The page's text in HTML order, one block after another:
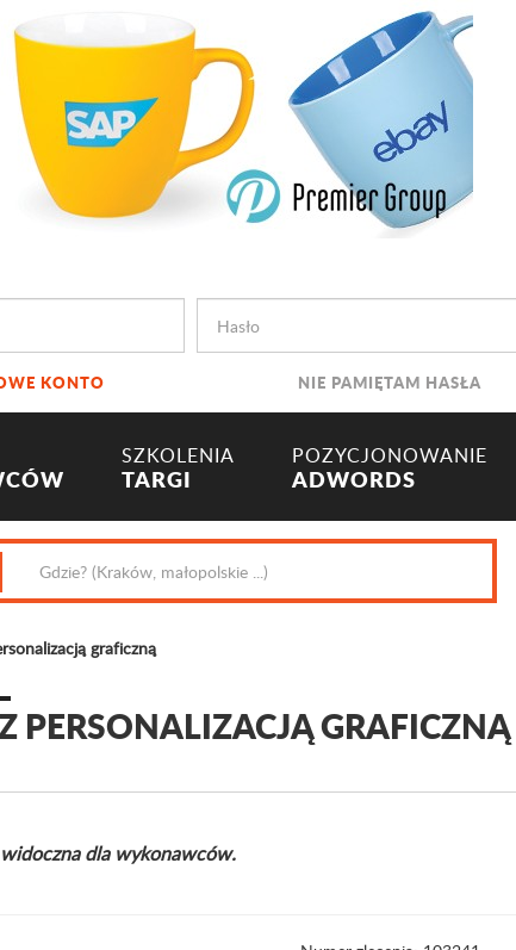
KONTO NIE PAMIĘTAM HASŁA
SZKOLENIA
TARGI
POZYCJONOWANIE
ADWORDS
graficzną
PERSONALIZACJĄ GRAFICZNĄ
dla wykonawców.